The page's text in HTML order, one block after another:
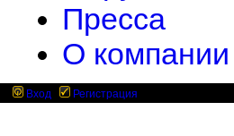
Пресса
О компании
Вход Регистрация